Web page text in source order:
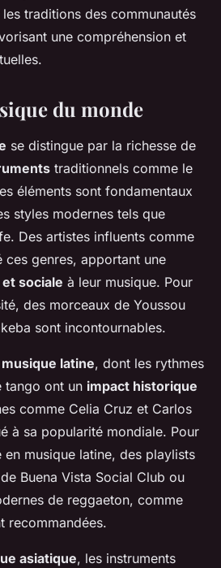
traditions des communautés
une compréhension et
du monde
se distingue par la richesse de
traditionnels comme le
éléments sont fondamentaux
styles modernes tels que
Des artistes influents comme
ces genres, apportant une
sociale à leur musique. Pour
des morceaux de Youssou
sont incontournables.
musique latine, dont les rythmes
tango ont un impact historique
comme Celia Cruz et Carlos
à sa popularité mondiale. Pour
en musique latine, des playlists
Buena Vista Social Club ou
de reggaeton, comme
recommandées.
asiatique, les instruments